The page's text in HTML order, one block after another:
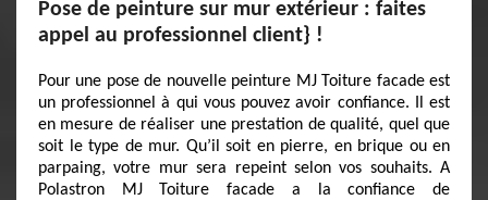
Pose de peinture sur mur extérieur : faites
appel au professionnel client} !
Pour une pose de nouvelle peinture MJ Toiture facade est
un professionnel à qui vous pouvez avoir confiance. Il est
en mesure de réaliser une prestation de qualité, quel que
soit le type de mur. Qu’il soit en pierre, en brique ou en
parpaing, votre mur sera repeint selon vos souhaits. A
Polastron MJ Toiture facade a la confiance de